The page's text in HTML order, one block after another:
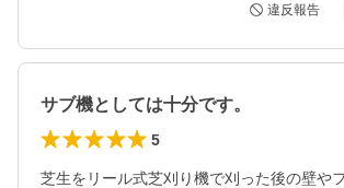
違反報告
サブ機としては十分です。
5
芝生をリール式芝刈り機で刈った後の壁や